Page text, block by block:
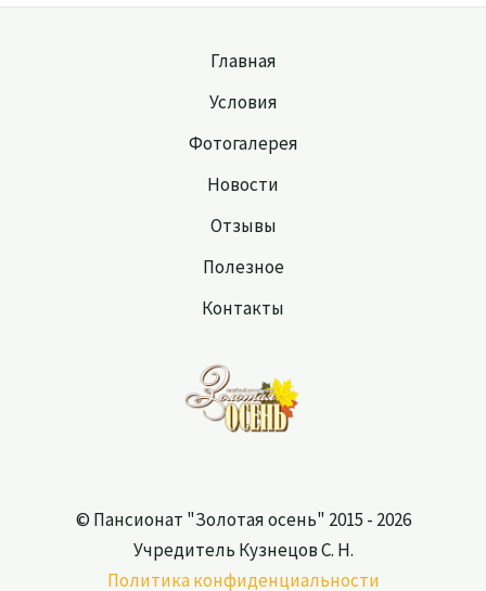
Главная
Условия
Фотогалерея
Новости
Отзывы
Полезное
Контакты
© Пансионат "Золотая осень" 2015 - 2026
Учредитель Кузнецов С. Н.
Политика конфиденциальности